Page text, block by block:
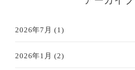
2026年7月 (1)
2026年1月 (2)